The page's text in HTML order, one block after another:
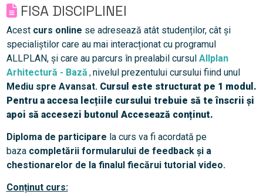
FISA DISCIPLINEI
Acest curs online se adresează atât studenților, cât și
specialiștilor care au mai interacționat cu programul
ALLPLAN, și care au parcurs în prealabil cursul Allplan
Arhitectură - Bază , nivelul prezentului cursului fiind unul
Mediu spre Avansat. Cursul este structurat pe 1 modul.
Pentru a accesa lecțiile cursului trebuie să te înscrii și
apoi să accesezi butonul Accesează conținut.
Diploma de participare la curs va fi acordată pe
baza completării formularului de feedback și a
chestionarelor de la finalul fiecărui tutorial video.
Conținut curs: